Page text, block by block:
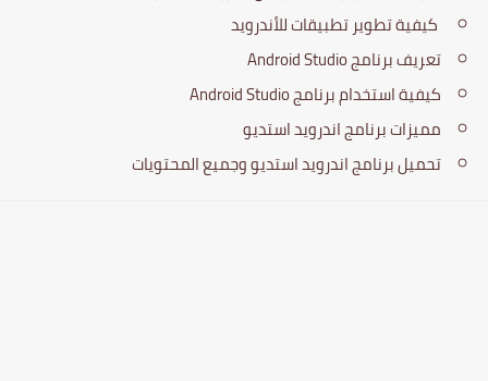
كيفية تطوير تطبيقات للأندرويد
تعريف برنامج Android Studio
كيفية استخدام برنامج Android Studio
مميزات برنامج اندرويد استديو
تحميل برنامج اندرويد استديو وجميع المحتويات